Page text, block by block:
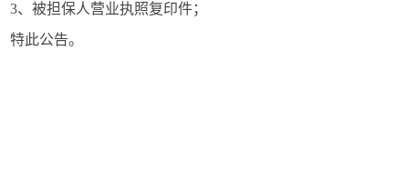
3、被担保人营业执照复印件；
特此公告。